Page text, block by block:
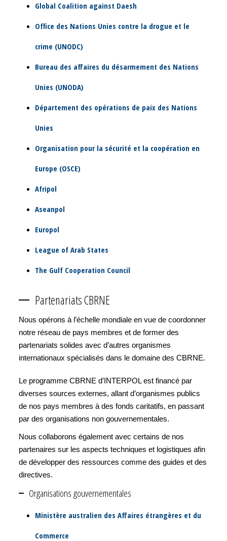
Global Coalition against Daesh
Office des Nations Unies contre la drogue et le
crime (UNODC)
Bureau des affaires du désarmement des Nations
Unies (UNODA)
Département des opérations de paix des Nations
Unies
Organisation pour la sécurité et la coopération en
Europe (OSCE)
Afripol
Aseanpol
Europol
League of Arab States
The Gulf Cooperation Council
Partenariats CBRNE
Nous opérons à l’échelle mondiale en vue de coordonner
notre réseau de pays membres et de former des
partenariats solides avec d’autres organismes
internationaux spécialisés dans le domaine des CBRNE.
Le programme CBRNE d’INTERPOL est financé par
diverses sources externes, allant d’organismes publics
de nos pays membres à des fonds caritatifs, en passant
par des organisations non gouvernementales.
Nous collaborons également avec certains de nos
partenaires sur les aspects techniques et logistiques afin
de développer des ressources comme des guides et des
directives.
Organisations gouvernementales
Ministère australien des Affaires étrangères et du
Commerce